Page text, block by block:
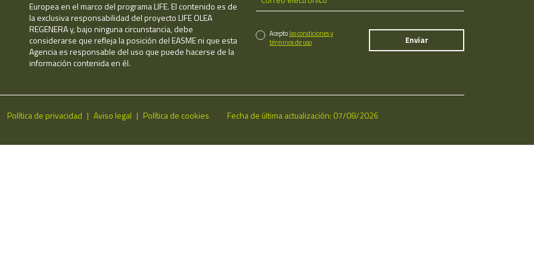
Europea en el marco del programa LIFE. El contenido es de
la exclusiva responsabilidad del proyecto LIFE OLEA
REGENERA y, bajo ninguna circunstancia, debe
considerarse que refleja la posición del EASME ni que esta
Agencia es responsable del uso que puede hacerse de la
información contenida en él.
Aceptolas condiciones y
términos de uso
Política de privacidad Aviso legal Política de cookies Fecha de última actualización: 07/08/2026